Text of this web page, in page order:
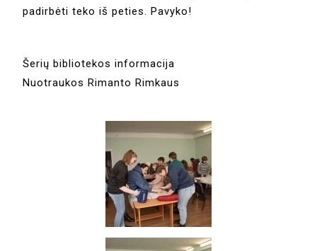
padirbėti teko iš peties. Pavyko!
Šerių bibliotekos informacija
Nuotraukos Rimanto Rimkaus